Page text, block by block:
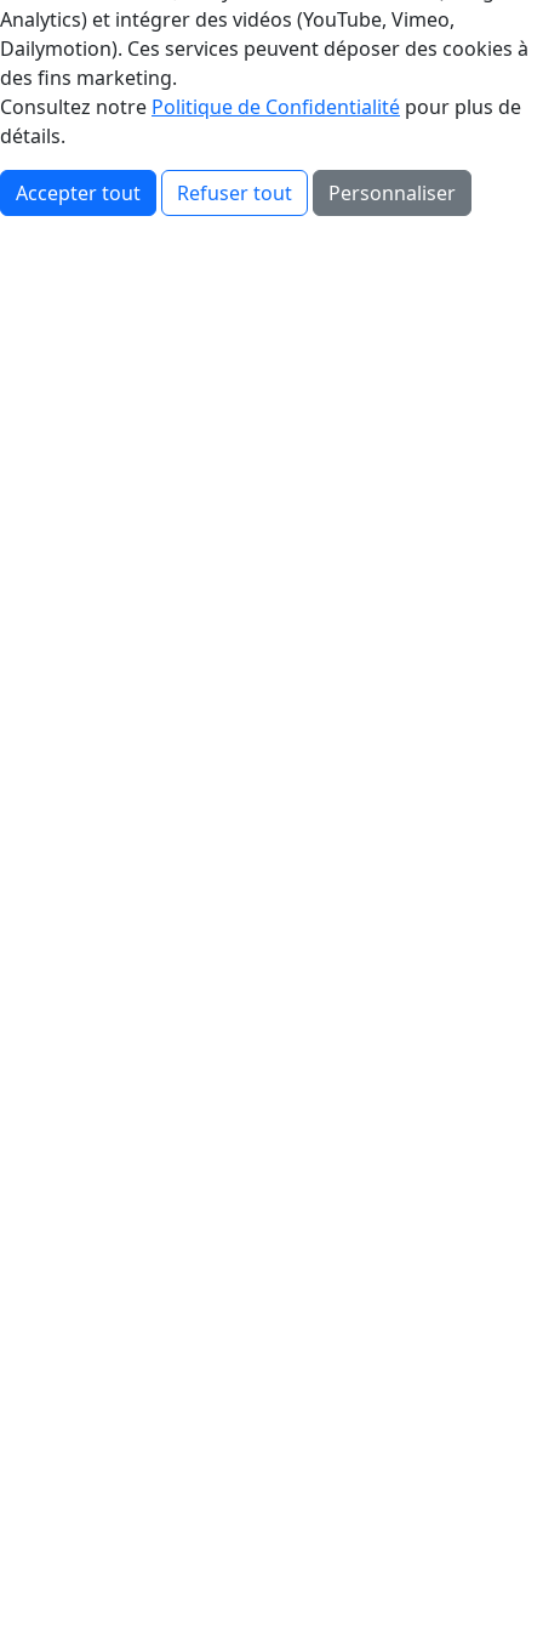
Analytics) et intégrer des vidéos (YouTube, Vimeo,
Dailymotion). Ces services peuvent déposer des cookies à
des fins marketing.
Consultez notre Politique de Confidentialité pour plus de
détails.
Accepter tout Refuser tout Personnaliser